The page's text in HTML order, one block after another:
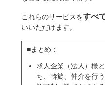
これらのサービスをすべ
いいただけます。
■まとめ：
求人企業（法人）様
ち、斡旋、仲介を行う